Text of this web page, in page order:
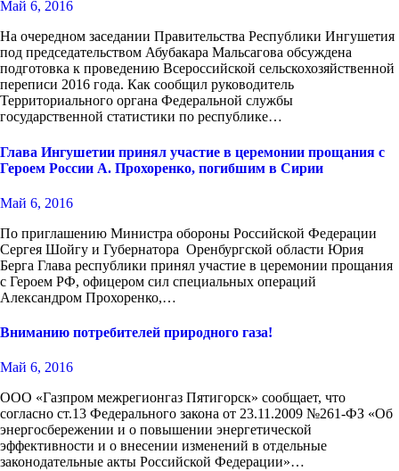
Май 6, 2016
На очередном заседании Правительства Республики Ингушетия
под председательством Абубакара Мальсагова обсуждена
подготовка к проведению Всероссийской сельскохозяйственной
переписи 2016 года. Как сообщил руководитель
Территориального органа Федеральной службы
государственной статистики по республике…
Глава Ингушетии принял участие в церемонии прощания с
Героем России А. Прохоренко, погибшим в Сирии
Май 6, 2016
По приглашению Министра обороны Российской Федерации
Сергея Шойгу и Губернатора Оренбургской области Юрия
Берга Глава республики принял участие в церемонии прощания
с Героем РФ, офицером сил специальных операций
Александром Прохоренко,…
Вниманию потребителей природного газа!
Май 6, 2016
ООО «Газпром межрегионгаз Пятигорск» сообщает, что
согласно ст.13 Федерального закона от 23.11.2009 №261-ФЗ «Об
энергосбережении и о повышении энергетической
эффективности и о внесении изменений в отдельные
законодательные акты Российской Федерации»…